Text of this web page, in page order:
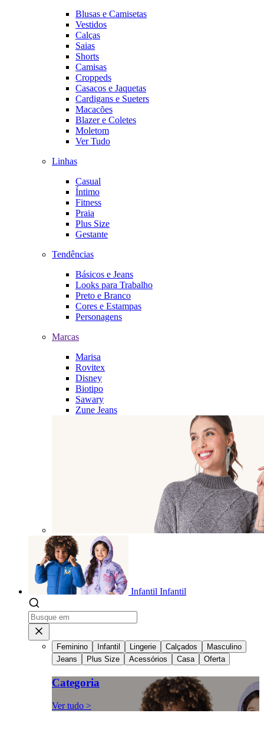
Blusas e Camisetas
Vestidos
Calças
Saias
Shorts
Camisas
Croppeds
Casacos e Jaquetas
Cardigans e Sueters
Macacões
Blazer e Coletes
Moletom
Ver Tudo
Linhas
Casual
Íntimo
Fitness
Praia
Plus Size
Gestante
Tendências
Básicos e Jeans
Looks para Trabalho
Preto e Branco
Cores e Estampas
Personagens
Marcas
Marisa
Rovitex
Disney
Biotipo
Sawary
Zune Jeans
Infantil Infantil
Feminino Infantil Lingerie Calçados
Masculino
Jeans
Plus Size Acessórios Casa Oferta
Categoria
Ver tudo >